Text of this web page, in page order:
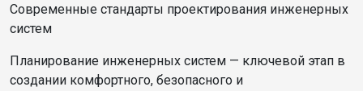
Современные стандарты проектирования инженерных
систем
Планирование инженерных систем — ключевой этап в
создании комфортного, безопасного и